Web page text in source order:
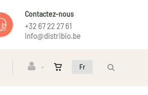
Contactez-nous
+32 67 22 27 61
info@distribio.be
Fr